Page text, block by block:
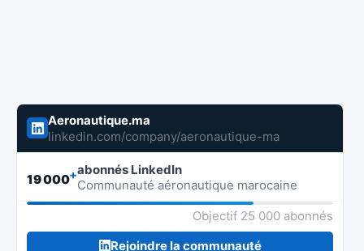
Aeronautique.ma
linkedin.com/company/aeronautique-ma
19 000+abonnés LinkedIn
Communauté aéronautique marocaine
Objectif 25 000 abonnés
Rejoindre la communauté